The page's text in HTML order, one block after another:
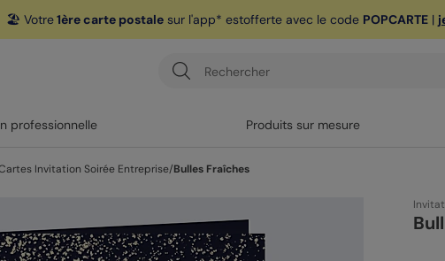
🏖️ Votre1ère carte postalesur l'app* estofferte avec le code POPCARTE|
professionnelle Produits sur mesure
Invitation Soirée Entreprise/Bulles Fraîches